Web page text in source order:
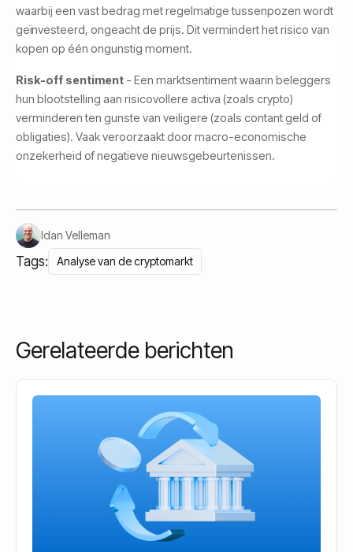
waarbij een vast bedrag met regelmatige tussenpozen wordt
geïnvesteerd, ongeacht de prijs. Dit vermindert het risico van
kopen op één ongunstig moment.
Risk-off sentiment - Een marktsentiment waarin beleggers
hun blootstelling aan risicovollere activa (zoals crypto)
verminderen ten gunste van veiligere (zoals contant geld of
obligaties). Vaak veroorzaakt door macro-economische
onzekerheid of negatieve nieuwsgebeurtenissen.
Idan Velleman
Tags: Analyse van de cryptomarkt
Gerelateerde berichten